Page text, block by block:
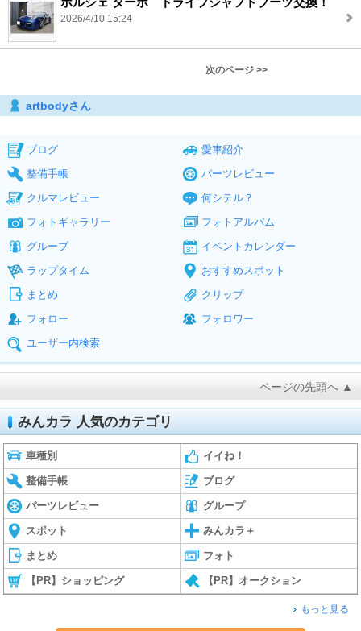
2026/4/10 15:24
次のページ >>
artbodyさん
ブログ
愛車紹介
整備手帳
パーツレビュー
クルマレビュー
何シテル？
フォトギャラリー
フォトアルバム
グループ
イベントカレンダー
ラップタイム
おすすめスポット
まとめ
クリップ
フォロー
フォロワー
ユーザー内検索
ページの先頭へ ▲
みんカラ 人気のカテゴリ
車種別 イイね！
整備手帳 ブログ
パーツレビュー グループ
スポット みんカラ＋
まとめ フォト
【PR】ショッピング 【PR】オークション
もっと見る